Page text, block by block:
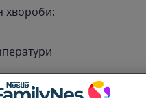
хвороби: